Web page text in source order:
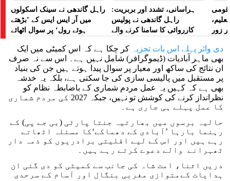
راہل گاندھی نے سینک اسکولوں
میں آر ایس ایس کے ’بڑھتے
ہوئے رول‘ پر سوال اٹھائے
ہراسانی، تشدد اور بربریت:
راہل گاندھی نے پولیس
کارروائی کا سامنا کرنے والے
قومی
زور
دی وائر پہلے اس بات تجزیہ
کر چکا ہے کہ اس کمیٹی میں ایک
بھی ماہر آبادیات (ڈیموگرافر) شامل نہیں ہے۔ اس سے نہ صرف
ان نتائج کی ساکھ اور معیار پر سوال پیدا ہوتے ہیں جن کی بنیاد
پر مستقبل میں پالیسی سازی کی جا سکتی ہے، بلکہ یہ خدشہ
بھی ہے کہ کہیں یہ عمل مردم شماری کے باضابطہ نظام کو
نظرانداز کرنے کی کوشش تو نہیں، جبکہ 2027 کی مردم شماری
کا عمل پہلے ہی جاری ہے۔
حالیہ برسوں میں بھارتیہ جنتا پارٹی (بی جے پی) کے
رہنما بارہا ’آبادی کے دھماکے‘کا مسئلہ اٹھاتے
رہے ہیں اور اس کے لیے اقلیتی برادریوں کو ذمہ دار
ٹھہرانے والے دعوے کرتے رہے ہیں۔
دریں اثنا، امت شاہ کی جانب سے کمیٹی کو دی گئی ان
ہدایات کےمتوازی مغربی بنگال اور آسام کے سرحدی